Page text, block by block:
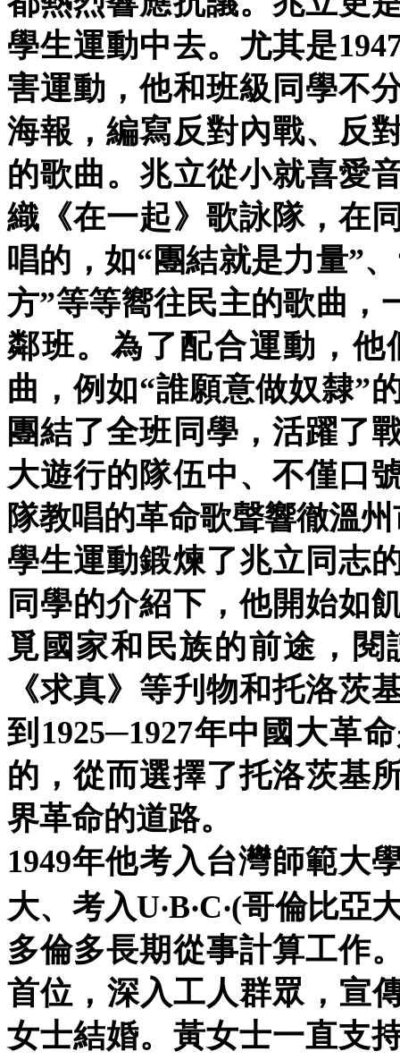
學生運動中去。尤其是
害運動，他和班級同學不
海報，編寫反對內戰、反
的歌曲。兆立從小就喜愛
織《在一起》歌詠隊，在
唱的，如“團結就是力量”
方”等等嚮往民主的歌曲，
鄰班。為了配合運動，
曲，例如“誰願意做奴隸”
團結了全班同學，活躍了
大遊行的隊伍中、不僅口
隊教唱的革命歌聲響徹溫
學生運動鍛煉了兆立同志
同學的介紹下，他開始如
覓國家和民族的前途，
《求真》等刋物和托洛茨
到1925─1927年中國大革
的，從而選擇了托洛茨基
界革命的道路。
1949年他考入台灣師範大
大、考入U‧B‧C‧(哥倫比
多倫多長期從事計算工作
首位，深入工人群眾，宣
女士結婚。黃女士一直支